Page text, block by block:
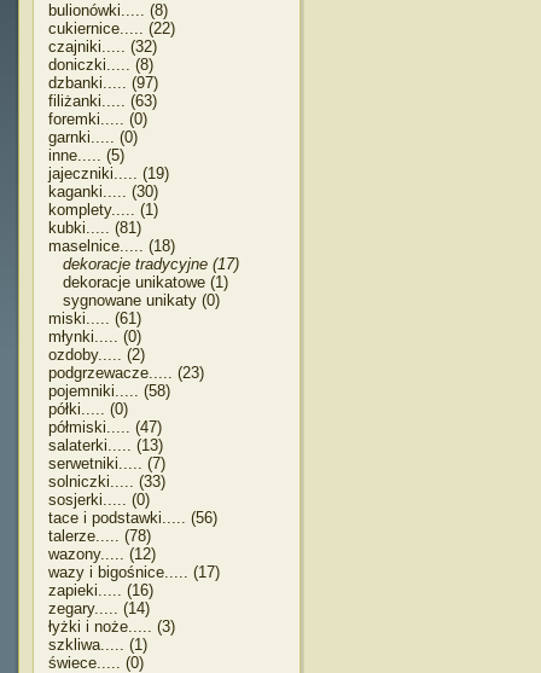
bulionówki..... (8)
cukiernice..... (22)
czajniki..... (32)
doniczki..... (8)
dzbanki..... (97)
filiżanki..... (63)
foremki..... (0)
garnki..... (0)
inne..... (5)
jajeczniki..... (19)
kaganki..... (30)
komplety..... (1)
kubki..... (81)
maselnice..... (18)
dekoracje tradycyjne (17)
dekoracje unikatowe (1)
sygnowane unikaty (0)
miski..... (61)
młynki..... (0)
ozdoby..... (2)
podgrzewacze..... (23)
pojemniki..... (58)
półki..... (0)
półmiski..... (47)
salaterki..... (13)
serwetniki..... (7)
solniczki..... (33)
sosjerki..... (0)
tace i podstawki..... (56)
talerze..... (78)
wazony..... (12)
wazy i bigośnice..... (17)
zapieki..... (16)
zegary..... (14)
łyżki i noże..... (3)
szkliwa..... (1)
świece..... (0)